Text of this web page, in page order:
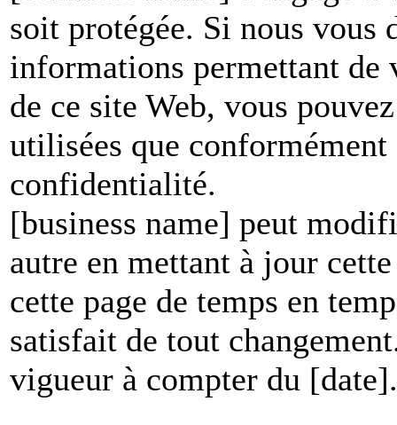
soit protégée. Si nous vous
informations permettant
de ce site Web, vous
utilisées que
confidentialité.
[business name] peut
autre en mettant à jour
cette page de temps en
satisfait de tout
vigueur à compter du [date].